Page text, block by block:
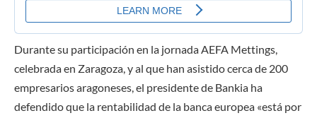
Durante su participación en la jornada AEFA Mettings,
celebrada en Zaragoza, y al que han asistido cerca de 200
empresarios aragoneses, el presidente de Bankia ha
defendido que la rentabilidad de la banca europea «está por